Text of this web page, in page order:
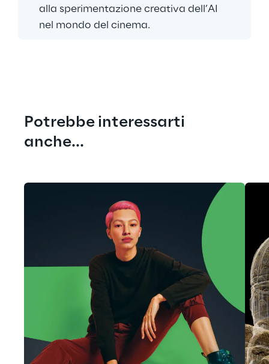
alla sperimentazione creativa dell’AI
nel mondo del cinema.
Potrebbe interessarti
anche...